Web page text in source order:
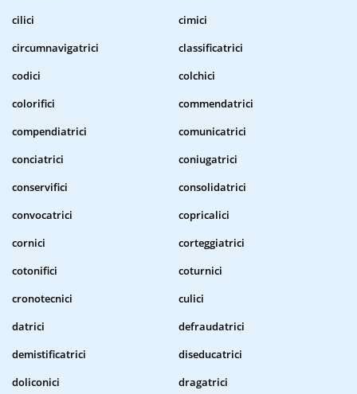
cilici
cimici
circumnavigatrici
classificatrici
codici
colchici
colorifici
commendatrici
compendiatrici
comunicatrici
conciatrici
coniugatrici
conservifici
consolidatrici
convocatrici
copricalici
cornici
corteggiatrici
cotonifici
coturnici
cronotecnici
culici
datrici
defraudatrici
demistificatrici
diseducatrici
doliconici
dragatrici